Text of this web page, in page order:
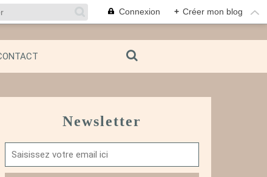
Connexion + Créer mon blog
Newsletter